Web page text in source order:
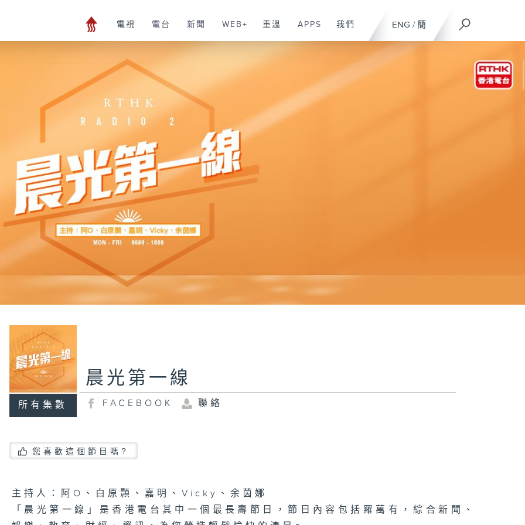
ENG / 簡
電視 電台 新聞 WEB+ 重溫 APPS 我們
所有集數
晨光第一線
FACEBOOK 聯絡
您喜歡這個節目嗎?
主持人：阿O、白原顥、嘉明、Vicky、余茵娜
「晨光第一線」是香港電台其中一個最長壽節日，節日內容包括羅萬有，綜合新聞、